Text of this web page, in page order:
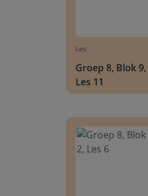
Les
Groep 8, Blok
Les 11